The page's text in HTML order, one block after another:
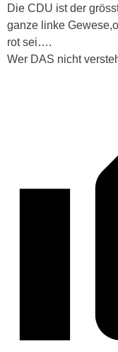
Die CDU ist der
ganze linke
rot sei….
Wer DAS nicht